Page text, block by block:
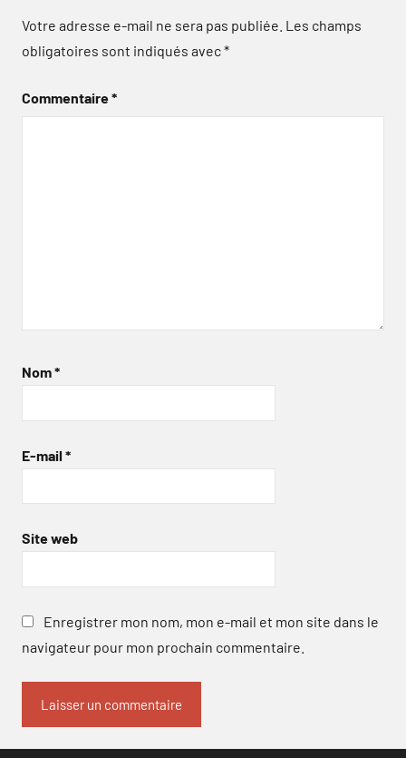
Votre adresse e-mail ne sera pas publiée. Les champs
obligatoires sont indiqués avec*
Commentaire*
Nom*
E-mail *
Site web
Enregistrer mon nom, mon e-mail et mon site dans le
navigateur pour mon prochain commentaire.